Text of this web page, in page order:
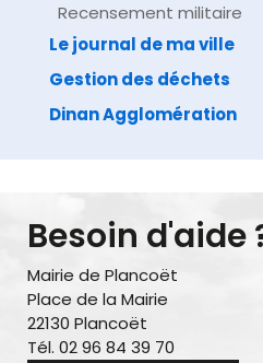
Recensement militaire
Le journal de ma ville
Gestion des déchets
Dinan Agglomération
Besoin d'aide
Mairie de Plancoët
Place de la Mairie
22130 Plancoët
Tél. 02 96 84 39 70